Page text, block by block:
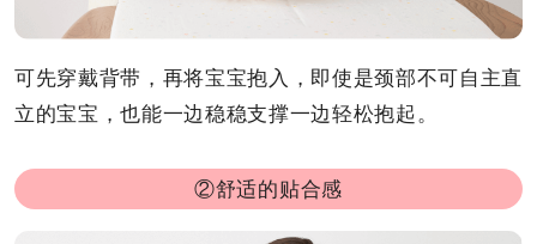
可先穿戴背带，再将宝宝抱入，即使是颈部不可自主直
立的宝宝，也能一边稳稳支撑一边轻松抱起。
②舒适的贴合感